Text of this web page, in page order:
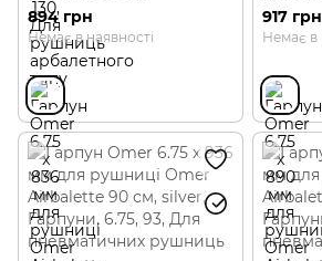
894 грн
Немає в наявності
917 грн
Немає в